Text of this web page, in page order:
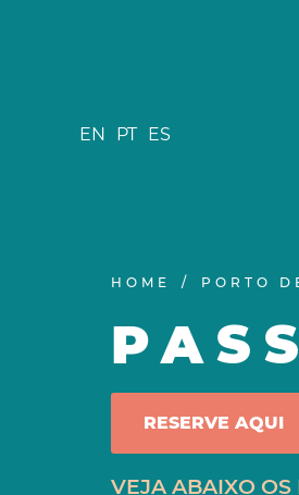
EN PT ES
HOME PORTO
RESERVE AQUI
VEJA ABAIXO OS